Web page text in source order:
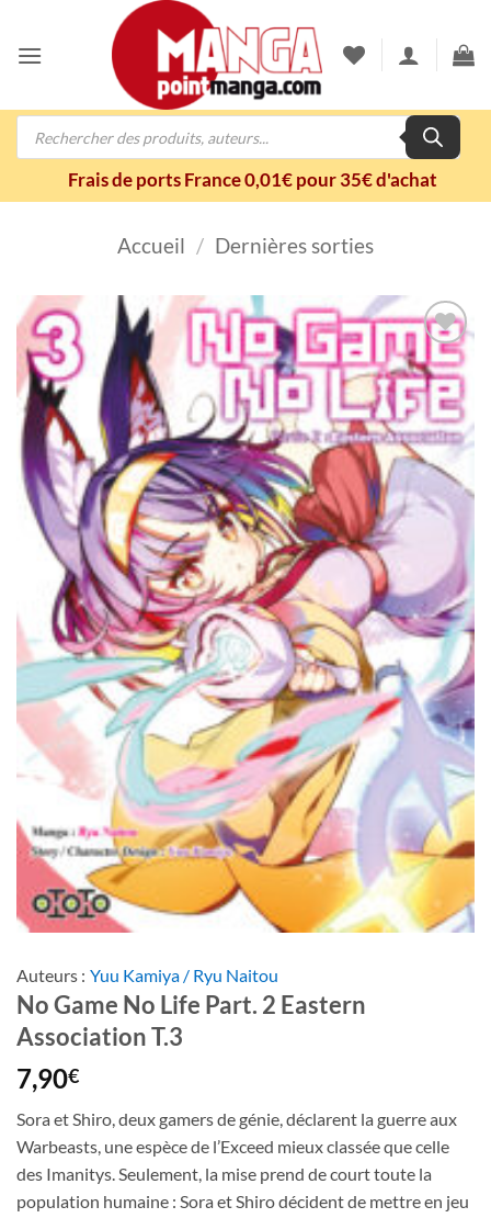
contenu
Recherche
Frais de ports France 0,01€ pour 35€ d'achat
Accueil / Dernières sorties
Ajouter
à la
wishlist
Auteurs : Yuu Kamiya / Ryu Naitou
No Game No Life Part. 2 Eastern
Association T.3
7,90€
Sora et Shiro, deux gamers de génie, déclarent la guerre aux
Warbeasts, une espèce de l’Exceed mieux classée que celle
des Imanitys. Seulement, la mise prend de court toute la
population humaine : Sora et Shiro décident de mettre en jeu